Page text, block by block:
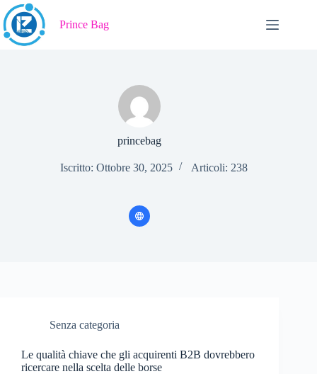
Salta
al
contenuto
Prince Bag
princebag
Iscritto: Ottobre 30, 2025 Articoli: 238
Senza categoria
Le qualità chiave che gli acquirenti B2B dovrebbero
ricercare nella scelta delle borse